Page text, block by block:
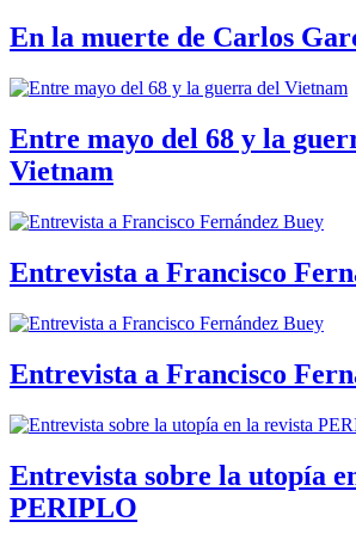
En la muerte de Carlos
Entre mayo del 68 y la
Vietnam
Entrevista a Francisco
Entrevista a Francisco
Entrevista sobre la utopía
PERIPLO